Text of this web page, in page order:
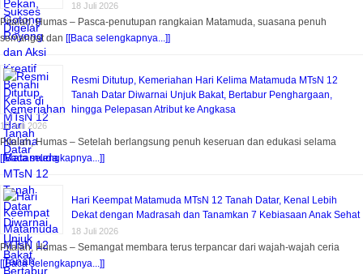
18 Juli 2026
Pitalah, Humas – Pasca-penutupan rangkaian Matamuda, suasana penuh
semangat dan [[Baca selengkapnya...]]
Resmi Ditutup, Kemeriahan Hari Kelima Matamuda MTsN 12
Tanah Datar Diwarnai Unjuk Bakat, Bertabur Penghargaan,
hingga Pelepasan Atribut ke Angkasa
18 Juli 2026
Pitalah, Humas – Setelah berlangsung penuh keseruan dan edukasi selama
[[Baca selengkapnya...]]
Hari Keempat Matamuda MTsN 12 Tanah Datar, Kenal Lebih
Dekat dengan Madrasah dan Tanamkan 7 Kebiasaan Anak Sehat
18 Juli 2026
Pitalah, Humas – Semangat membara terus terpancar dari wajah-wajah ceria
[[Baca selengkapnya...]]